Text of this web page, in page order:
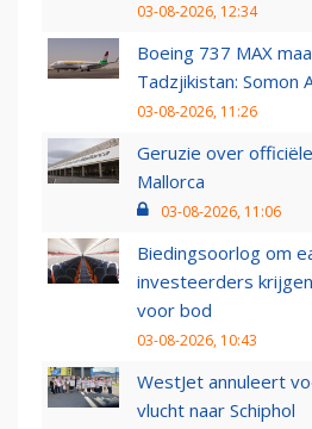
03-08-2026, 12:34
Boeing 737 MAX
Tadzjikistan: Somon
03-08-2026, 11:26
Geruzie over
Mallorca
03-08-2026, 11:06
Biedingsoorlog om
investeerders
voor bod
03-08-2026, 10:43
WestJet annuleert
vlucht naar Schiphol